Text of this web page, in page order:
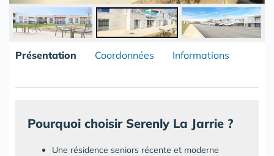
Présentation Coordonnées Informations
Pourquoi choisir Serenly La Jarrie ?
Une résidence seniors récente et moderne